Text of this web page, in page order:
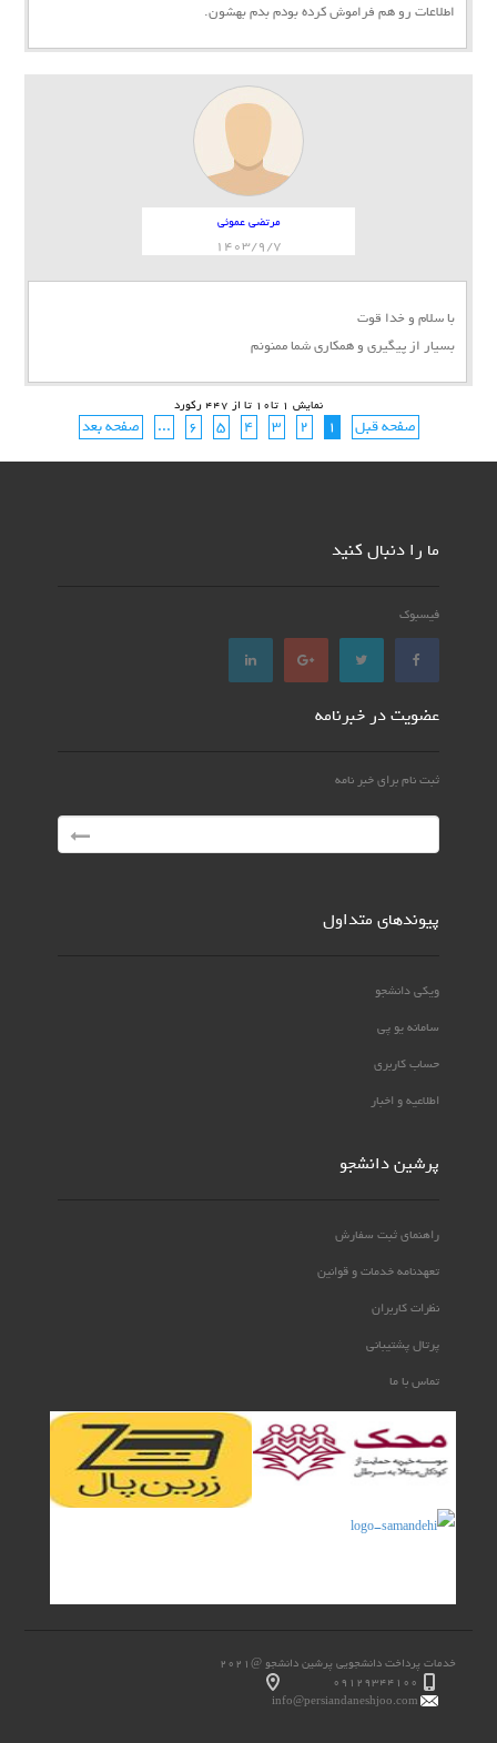
اطلاعات رو هم فراموش کرده بودم بدم بهشون.
مرتضی عموئی
1403/9/7
با سلام و خدا قوت
بسیار از پیگیری و همکاری شما ممنونم
نمایش 1 تا10 تا از 447 رکورد
صفحه قبل 1
2
3
4
5
6
... صفحه بعد
ما را دنبال کنید
فیسبوک
عضویت در خبرنامه
ثبت نام برای خبر نامه
پیوندهای متداول
ویکی دانشجو
سامانه یو پی
حساب کاربری
اطلاعیه و اخبار
پرشین دانشجو
راهنمای ثبت سفارش
تعهدنامه خدمات و قوانین
نظرات کاربران
پرتال پشتیبانی
تماس با ما
خدمات پرداخت دانشجویی پرشین دانشجو @2021
۰۹۱۲۹۳۴۴۱۰۰
info@persiandaneshjoo.com